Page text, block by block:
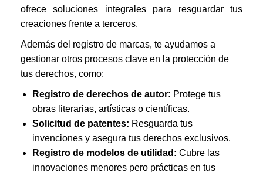
ofrece soluciones integrales para resguardar tus
creaciones frente a terceros.
Además del registro de marcas, te ayudamos a
gestionar otros procesos clave en la protección de
tus derechos, como:
Registro de derechos de autor: Protege tus
obras literarias, artísticas o científicas.
Solicitud de patentes: Resguarda tus
invenciones y asegura tus derechos exclusivos.
Registro de modelos de utilidad: Cubre las
innovaciones menores pero prácticas en tus